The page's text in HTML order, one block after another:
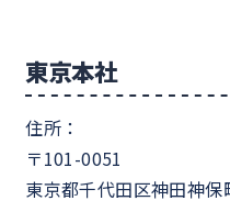
東京本社
住所：
〒101-0051
東京都千代田区神田神